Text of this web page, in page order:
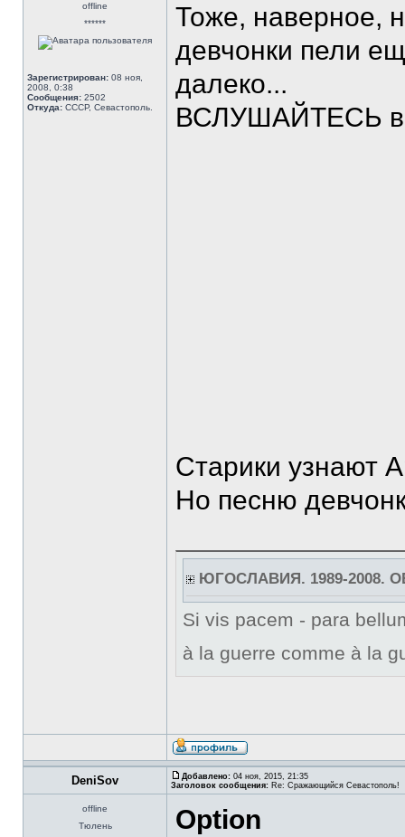
offline
******
Зарегистрирован: 08 ноя,
2008, 0:38
Сообщения: 2502
Откуда: СССР, Севастополь.
Тоже, наверное,
девчонки пели
далеко...
ВСЛУШАЙТЕСЬ в
Старики узнают
Но песню
ЮГОСЛАВИЯ. 1989-2008.
Si vis pacem - para
à la guerre comme à la
DeniSov Добавлено: 04 ноя, 2015, 21:35
Заголовок сообщения: Re: Сражающийся Севастополь!
offline
Тюлень
Option